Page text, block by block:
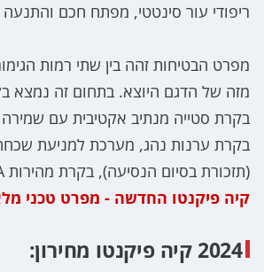
ריפודי עור סינטטי, מפתח חכם
מפרט הבטיחות זהה בין שתי רמות
מזה של הדגם היוצא. בתחום זה נמצא
בקרת סטייה מנתיב אקטיבית עם
בקרת ערנות נהג, מערכת למניעת
(תזכורת בסיום הנסיעה), בקרת מהירות ISA ועוד.
קיה פיקנטו החדשה - מפרט טכני
2024 קיה פיקנטו מחירון: